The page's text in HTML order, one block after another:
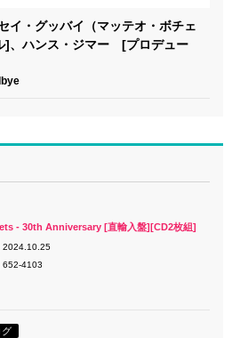
イ・グッバイ（マッテオ・ボチェ
]、ハンス・ジマー [プロデュー
- 30th Anniversary [直輸入盤][CD2枚組]
2024.10.25
652-4103
グ